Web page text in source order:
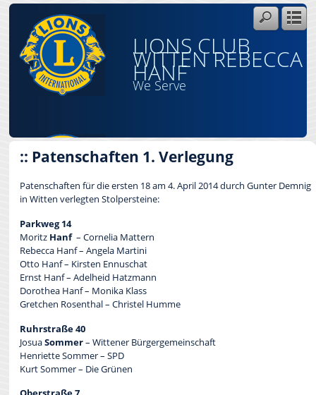
LIONS CLUB
WITTEN REBECCA
HANF
We Serve
:: Patenschaften 1. Verlegung
Patenschaften für die ersten 18 am 4. April 2014 durch Gunter Demnig
in Witten verlegten Stolpersteine:
Parkweg 14
Moritz Hanf – Cornelia Mattern
Rebecca Hanf – Angela Martini
Otto Hanf – Kirsten Ennuschat
Ernst Hanf – Adelheid Hatzmann
Dorothea Hanf – Monika Klass
Gretchen Rosenthal – Christel Humme
Ruhrstraße 40
JosuaSommer– Wittener Bürgergemeinschaft
Henriette Sommer – SPD
Kurt Sommer – Die Grünen